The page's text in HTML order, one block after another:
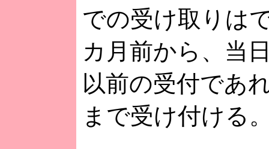
での受け取りは
カ月前から、当
以前の受付であ
まで受け付ける